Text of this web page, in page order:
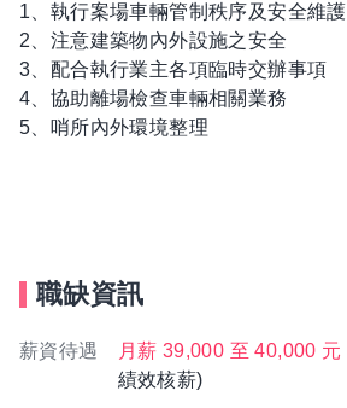
1、執行案場車輛管制秩序及安全維護
2、注意建築物內外設施之安全
3、配合執行業主各項臨時交辦事項
4、協助離場檢查車輛相關業務
5、哨所內外環境整理
職缺資訊
薪資待遇 月薪 39,000 至 40,000 元
績效核薪)